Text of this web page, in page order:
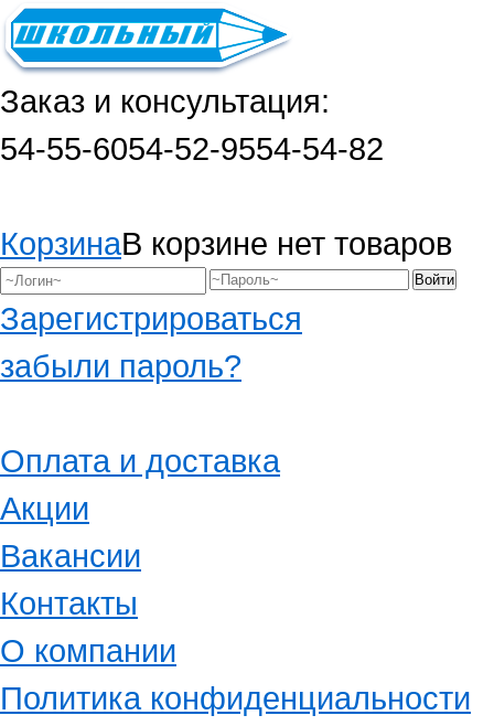
Заказ и консультация:
54-55-6054-52-9554-54-82
КорзинаВ корзине нет товаров
Зарегистрироваться
забыли пароль?
Оплата и доставка
Акции
Вакансии
Контакты
О компании
Политика конфиденциальности